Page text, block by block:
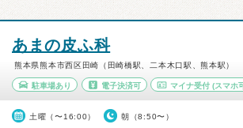
あまの皮ふ科
熊本県熊本市西区田崎（田崎橋駅、二本木口駅、熊本駅）
駐車場あり 電子決済可 マイナ受付 (スマホ
土曜（〜16:00） 朝（8:50〜）